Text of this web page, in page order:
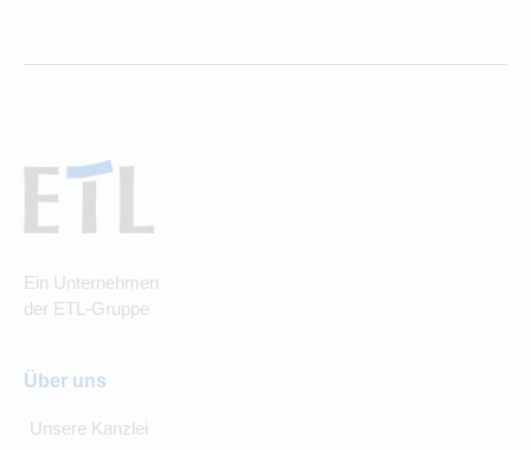
Ein Unternehmen
der ETL-Gruppe
Über uns
Unsere Kanzlei